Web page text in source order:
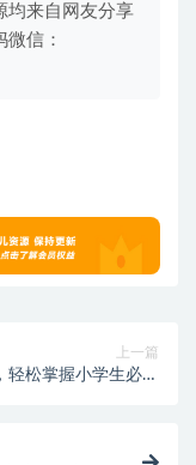
均来自网友分享
信：
上一篇
松掌握小学生必背